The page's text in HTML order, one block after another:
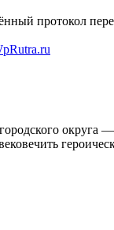
протокол
округа